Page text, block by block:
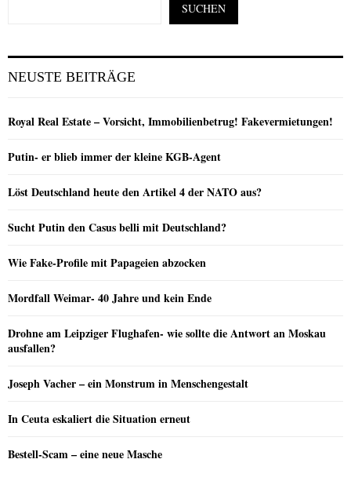
SUCHEN
NEUSTE BEITRÄGE
Royal Real Estate – Vorsicht, Immobilienbetrug! Fakevermietungen!
Putin- er blieb immer der kleine KGB-Agent
Löst Deutschland heute den Artikel 4 der NATO aus?
Sucht Putin den Casus belli mit Deutschland?
Wie Fake-Profile mit Papageien abzocken
Mordfall Weimar- 40 Jahre und kein Ende
Drohne am Leipziger Flughafen- wie sollte die Antwort an Moskau
ausfallen?
Joseph Vacher – ein Monstrum in Menschengestalt
In Ceuta eskaliert die Situation erneut
Bestell-Scam – eine neue Masche